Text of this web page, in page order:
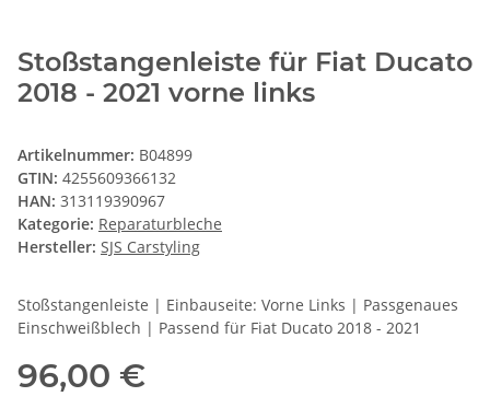
Stoßstangenleiste für Fiat Ducato
2018 - 2021 vorne links
Artikelnummer: B04899
GTIN: 4255609366132
HAN: 313119390967
Kategorie: Reparaturbleche
Hersteller: SJS Carstyling
Stoßstangenleiste | Einbauseite: Vorne Links | Passgenaues
Einschweißblech | Passend für Fiat Ducato 2018 - 2021
96,00 €